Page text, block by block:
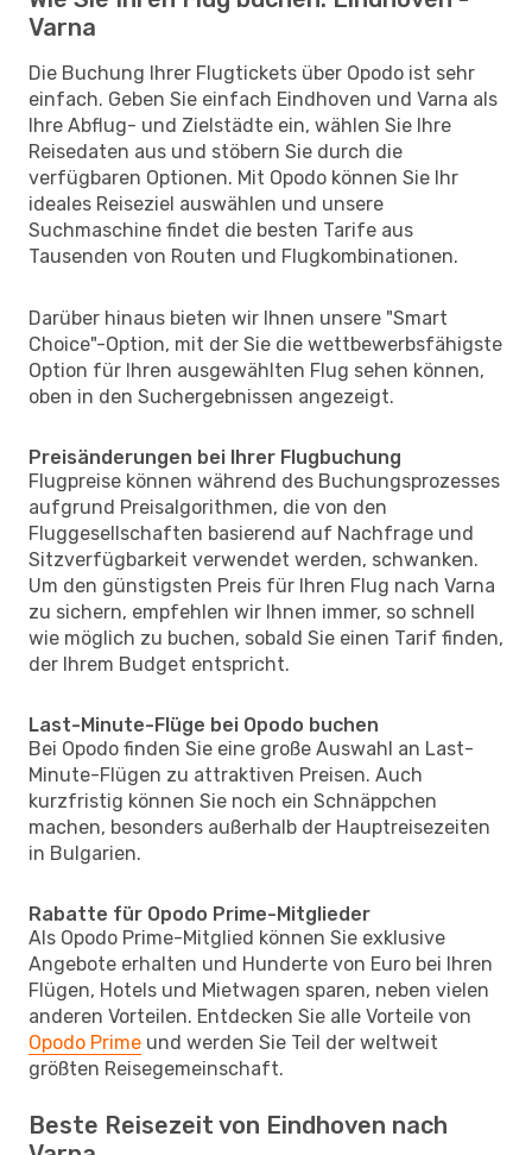
Varna
Die Buchung Ihrer Flugtickets über Opodo ist sehr
einfach. Geben Sie einfach Eindhoven und Varna als
Ihre Abflug- und Zielstädte ein, wählen Sie Ihre
Reisedaten aus und stöbern Sie durch die
verfügbaren Optionen. Mit Opodo können Sie Ihr
ideales Reiseziel auswählen und unsere
Suchmaschine findet die besten Tarife aus
Tausenden von Routen und Flugkombinationen.
Darüber hinaus bieten wir Ihnen unsere "Smart
Choice"-Option, mit der Sie die wettbewerbsfähigste
Option für Ihren ausgewählten Flug sehen können,
oben in den Suchergebnissen angezeigt.
Preisänderungen bei Ihrer Flugbuchung
Flugpreise können während des Buchungsprozesses
aufgrund Preisalgorithmen, die von den
Fluggesellschaften basierend auf Nachfrage und
Sitzverfügbarkeit verwendet werden, schwanken.
Um den günstigsten Preis für Ihren Flug nach Varna
zu sichern, empfehlen wir Ihnen immer, so schnell
wie möglich zu buchen, sobald Sie einen Tarif finden,
der Ihrem Budget entspricht.
Last-Minute-Flüge bei Opodo buchen
Bei Opodo finden Sie eine große Auswahl an Last-
Minute-Flügen zu attraktiven Preisen. Auch
kurzfristig können Sie noch ein Schnäppchen
machen, besonders außerhalb der Hauptreisezeiten
in Bulgarien.
Rabatte für Opodo Prime-Mitglieder
Als Opodo Prime-Mitglied können Sie exklusive
Angebote erhalten und Hunderte von Euro bei Ihren
Flügen, Hotels und Mietwagen sparen, neben vielen
anderen Vorteilen. Entdecken Sie alle Vorteile von
Opodo Prime und werden Sie Teil der weltweit
größten Reisegemeinschaft.
Beste Reisezeit von Eindhoven nach